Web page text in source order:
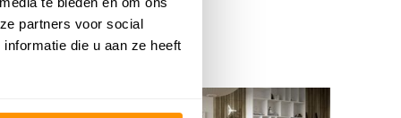
partners voor social
die u aan ze heeft